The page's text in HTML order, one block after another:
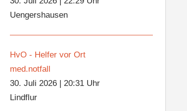
Uengershausen
HvO - Helfer vor Ort
med.notfall
30. Juli 2026 |20:31 Uhr
Lindflur